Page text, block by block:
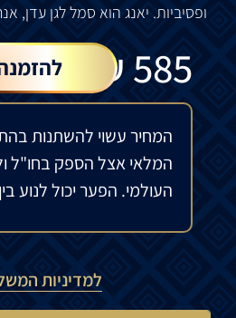
ופסיביות. יאנג הוא סמללגן עדן,
585
₪
המחיר עשוי להשתנות
המלאי אצל הספק בחו"ל
העולמי. הפער יכול לנוע בין 15% ל-35%.
למדיניות